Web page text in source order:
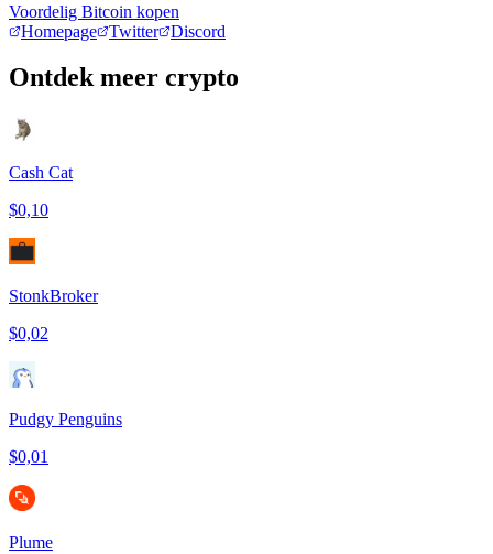
Voordelig Bitcoin kopen
Homepage
Twitter Discord
Ontdek meer crypto
Cash Cat
$0,10
StonkBroker
$0,02
Pudgy Penguins
$0,01
Plume